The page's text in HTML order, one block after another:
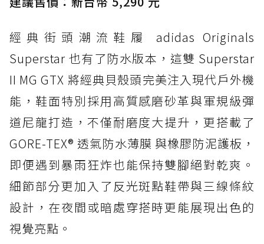
打折
防水鞋推薦 4. ASICS TRABUCO 14 GTX：搭
載 GORE-TEX 隱形貼合科技，全方位防水神鞋
防水鞋推薦 5. Salomon XT-6 GORE-TEX：潮
人必備山系鞋王！防滑、防水與街頭顏值一次攻
頂
防水鞋推薦 6. HOKA Stinson Evo GTX：越野
復刻厚底，GORE-TEX 防水與增高神器一次滿
防水鞋推薦 7. Timberland Motion Access：
黃靴同級頂級防水，輕量化工裝健走鞋雨天必備
防水鞋推薦 7. Timberland Motion Access：
黃靴同級頂級防水，輕量化工裝健走鞋雨天必備
經典街頭潮流鞋履 adidas Originals
Superstar 也有了防水版本，這雙 Superstar
II MG GTX 將經典貝殼頭完美注入現代戶外機
能，鞋面特別採用高質感磨砂革與軍規級彈
道尼龍打造，不僅耐磨度大提升，更搭載了
GORE-TEX® 透氣防水薄膜 與橡膠防泥護板，
即便遇到暴雨狂炸也能保持雙腳絕對乾爽。
細節部分更加入了反光斑點鞋帶與三線條紋
設計，在夜間或暗處穿搭時更能展現出色的
視覺亮點。